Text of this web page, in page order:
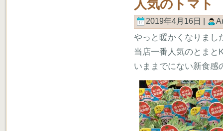
人気のトマト
2019年4月16日 |
やっと暖かくなりまし
当店一番人気のとまと
いままでにない新食感